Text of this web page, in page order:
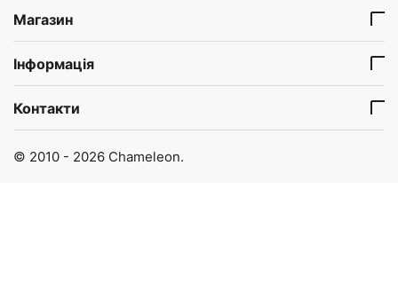
Магазин
Інформація
Контакти
© 2010 - 2026 Chameleon.